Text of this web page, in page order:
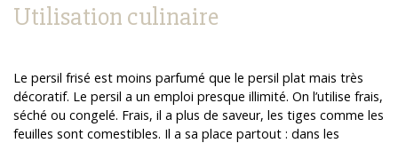
Utilisation culinaire
Le persil frisé est moins parfumé que le persil plat mais très
décoratif. Le persil a un emploi presque illimité. On l’utilise frais,
séché ou congelé. Frais, il a plus de saveur, les tiges comme les
feuilles sont comestibles. Il a sa place partout : dans les